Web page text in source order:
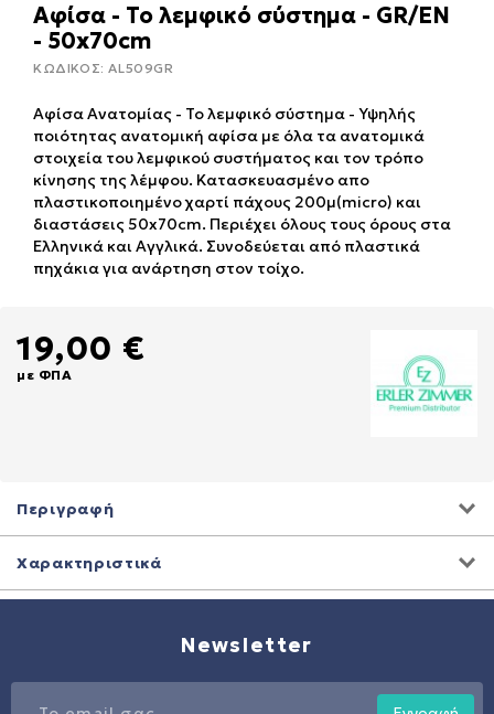
Αφίσα - Το λεμφικό σύστημα - GR/EN
- 50x70cm
ΚΩΔΙΚΟΣ:AL509GR
Αφίσα Ανατομίας - Το λεμφικό σύστημα - Υψηλής
ποιότητας ανατομική αφίσα με όλα τα ανατομικά
στοιχεία του λεμφικού συστήματος και τον τρόπο
κίνησης της λέμφου. Κατασκευασμένο απο
πλαστικοποιημένο χαρτί πάχους 200μ(micro) και
διαστάσεις 50x70cm. Περιέχει όλους τους όρους στα
Ελληνικά και Αγγλικά. Συνοδεύεται από πλαστικά
πηχάκια για ανάρτηση στον τοίχο.
19,00 €
με ΦΠΑ
Περιγραφή
Χαρακτηριστικά
Newsletter